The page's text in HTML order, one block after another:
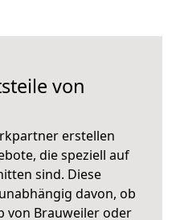
von
erstellen
die speziell auf
sind. Diese
davon, ob
von Brauweiler oder